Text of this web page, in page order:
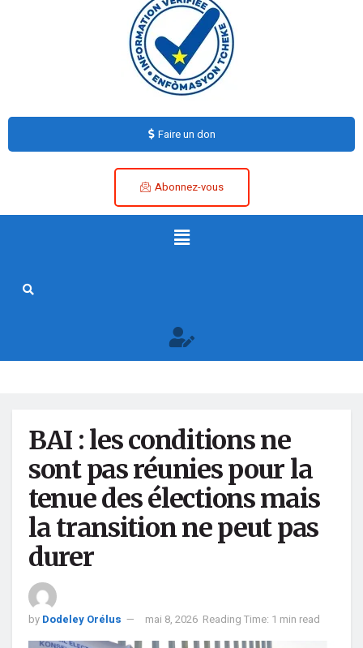
Faire un don
Abonnez-vous
BAI : les conditions ne
sont pas réunies pour la
tenue des élections mais
la transition ne peut pas
durer
by Dodeley Orélus mai 8, 2026 Reading Time: 1 min read